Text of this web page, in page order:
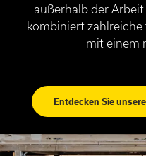
außerhalb der
kombiniert
mit einem
Entdecken Sie